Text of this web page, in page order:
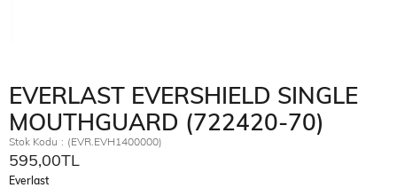
EVERLAST EVERSHIELD SINGLE
MOUTHGUARD (722420-70)
Stok Kodu (EVR.EVH1400000)
595,00TL
Everlast